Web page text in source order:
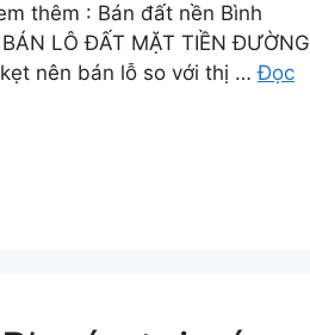
thêm : Bán đất nền Bình
LÔ ĐẤT MẶT TIỀN ĐƯỜNG
nên bán lỗ so với thị …Đọc